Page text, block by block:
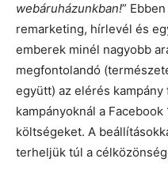
webáruházunkban!”
remarketing, hírlevél és
emberek minél nagyobb
megfontolandó
együtt) az elérés
kampányoknál a
költségeket. A
terheljük túl a